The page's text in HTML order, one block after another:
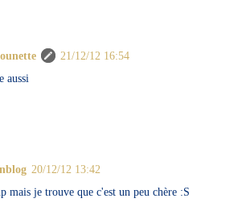
21/12/12 16:54
aussi
20/12/12 13:42
mais je trouve que c'est un peu chère :S